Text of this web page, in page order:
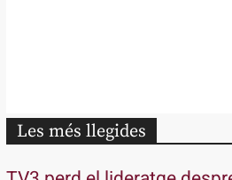
Les més llegides